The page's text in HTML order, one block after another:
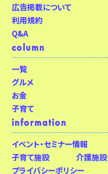
広告掲載について
利用規約
Q&A
column
一覧
グルメ
お金
子育て
information
イベント・セミナー情報
子育て施設
介護施設
プライバシーポリシー